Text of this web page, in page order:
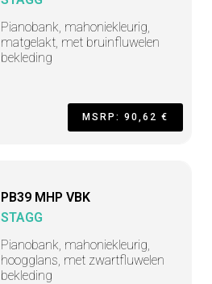
Pianobank, mahoniekleurig,
matgelakt, met bruinfluwelen
bekleding
MSRP: 90,62 €
PB39 MHP VBK
STAGG
Pianobank, mahoniekleurig,
hoogglans, met zwartfluwelen
bekleding